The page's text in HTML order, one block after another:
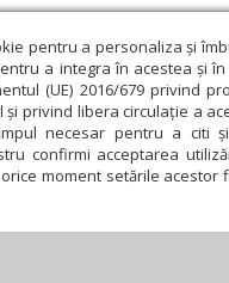
pentru a personaliza și
a integra în acestea și
(UE) 2016/679 privind
privind libera circulație a
necesar pentru a citi
confirmi acceptarea
moment setările